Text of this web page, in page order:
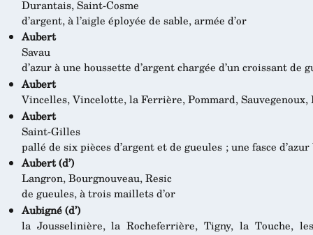
Durantais, Saint-Cosme
d’argent, à l’aigle éployée de sable, armée d’or
Aubert
Savau
d’azur à une houssette d’argent chargée d’un croissant de
Aubert
Vincelles, Vincelotte, la Ferrière, Pommard, Sauvegenoux,
Aubert
Saint-Gilles
pallé de six pièces d’argent et de gueules ; une fasce
Aubert (d’)
Langron, Bourgnouveau, Resic
de gueules, à trois maillets d’or
Aubigné (d’)
la Jousselinière, la Rocheferrière, Tigny, la Touche,